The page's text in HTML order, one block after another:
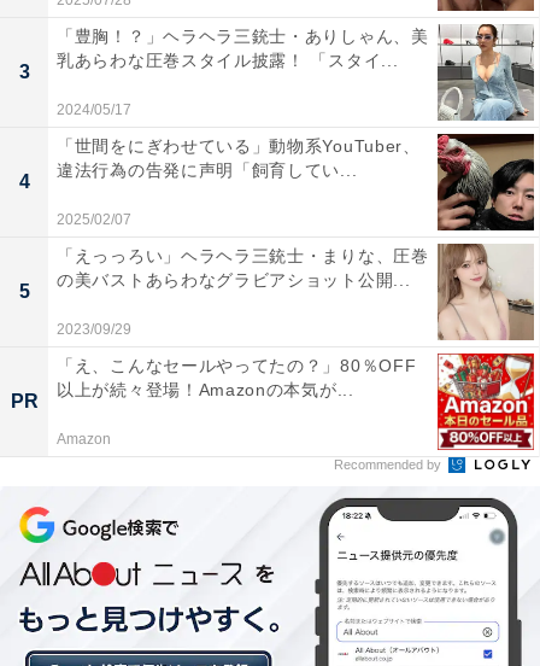
3
「豊胸！？」ヘラヘラ三銃士・ありしゃん、美
乳あらわな圧巻スタイル披露！ 「スタイ...
2024/05/17
4
「世間をにぎわせている」動物系YouTuber、
違法行為の告発に声明「飼育してい...
2025/02/07
5
「えっっろい」ヘラヘラ三銃士・まりな、圧巻
の美バストあらわなグラビアショット公開...
2023/09/29
PR
「え、こんなセールやってたの？」80％OFF
以上が続々登場！Amazonの本気が...
Amazon
Recommended by